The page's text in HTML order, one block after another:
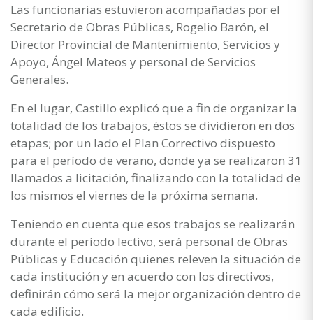
Las funcionarias estuvieron acompañadas por el
Secretario de Obras Públicas, Rogelio Barón, el
Director Provincial de Mantenimiento, Servicios y
Apoyo, Ángel Mateos y personal de Servicios
Generales.
En el lugar, Castillo explicó que a fin de organizar la
totalidad de los trabajos, éstos se dividieron en dos
etapas; por un lado el Plan Correctivo dispuesto
para el período de verano, donde ya se realizaron 31
llamados a licitación, finalizando con la totalidad de
los mismos el viernes de la próxima semana.
Teniendo en cuenta que esos trabajos se realizarán
durante el período lectivo, será personal de Obras
Públicas y Educación quienes releven la situación de
cada institución y en acuerdo con los directivos,
definirán cómo será la mejor organización dentro de
cada edificio.